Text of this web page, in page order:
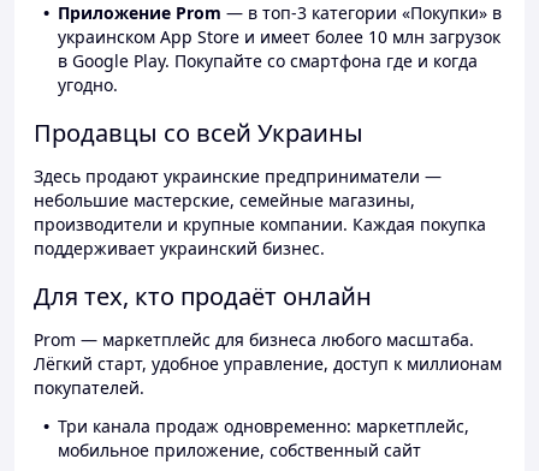
Приложение Prom — в топ-3 категории «Покупки» в
украинском App Store и имеет более 10 млн загрузок
в Google Play. Покупайте со смартфона где и когда
угодно.
Продавцы со всей Украины
Здесь продают украинские предприниматели —
небольшие мастерские, семейные магазины,
производители и крупные компании. Каждая покупка
поддерживает украинский бизнес.
Для тех, кто продаёт онлайн
Prom — маркетплейс для бизнеса любого масштаба.
Лёгкий старт, удобное управление, доступ к миллионам
покупателей.
Три канала продаж одновременно: маркетплейс,
мобильное приложение, собственный сайт